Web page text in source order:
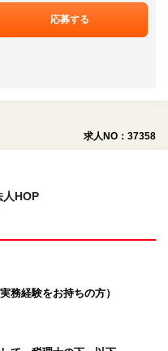
応募する
求人NO：37358
人HOP
務経験をお持ちの方）